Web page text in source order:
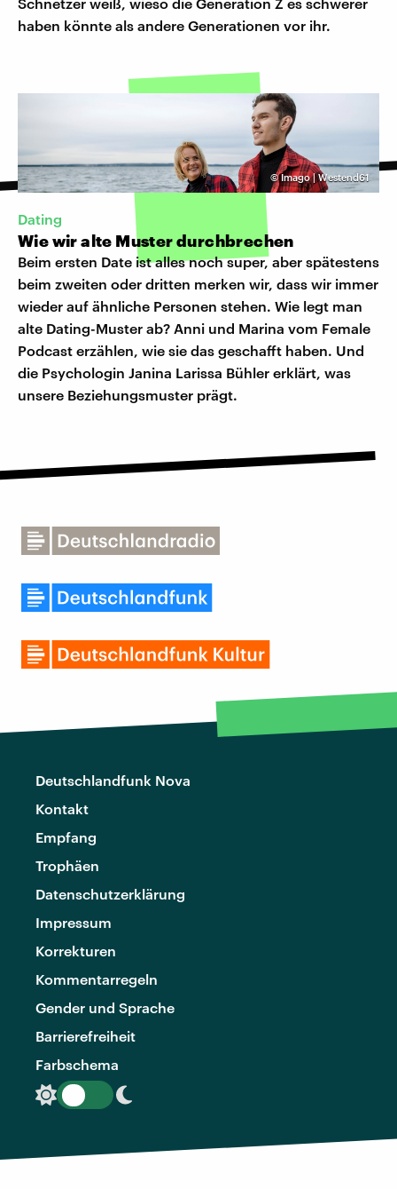
haben könnte als andere Generationen vor ihr.
©Imago | Westend61
Dating
Wie wir alte Muster durchbrechen
Beim ersten Date ist alles noch super, aber spätestens
beim zweiten oder dritten merken wir, dass wir immer
wieder auf ähnliche Personen stehen. Wie legt man
alte Dating-Muster ab? Anni und Marina vom Female
Podcast erzählen, wie sie das geschafft haben. Und
die Psychologin Janina Larissa Bühler erklärt, was
unsere Beziehungsmuster prägt.
Deutschlandfunk Nova
Kontakt
Empfang
Trophäen
Datenschutzerklärung
Impressum
Korrekturen
Kommentarregeln
Gender und Sprache
Barrierefreiheit
Farbschema